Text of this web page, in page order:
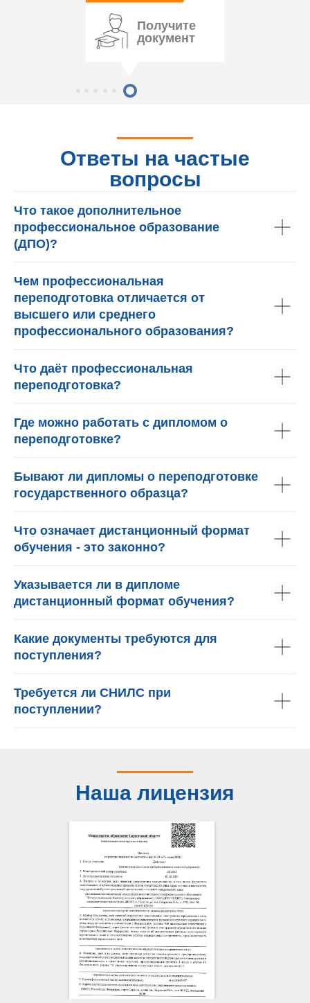
Получите
документ
Ответы на частые
вопросы
Что такое дополнительное
профессиональное образование
(ДПО)?
Чем профессиональная
переподготовка отличается от
высшего или среднего
профессионального образования?
Что даёт профессиональная
переподготовка?
Где можно работать с дипломом о
переподготовке?
Бывают ли дипломы о переподготовке
государственного образца?
Что означает дистанционный формат
обучения - это законно?
Указывается ли в дипломе
дистанционный формат обучения?
Какие документы требуются для
поступления?
Требуется ли СНИЛС при
поступлении?
Наша лицензия